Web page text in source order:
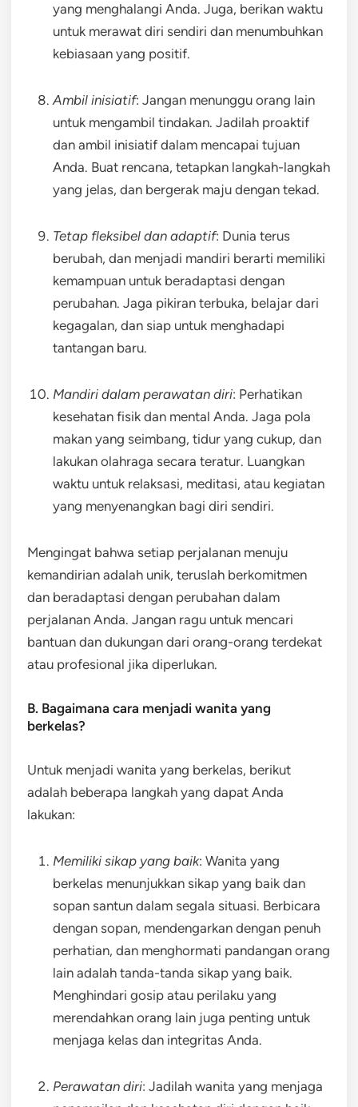
yang menghalangi Anda. Juga, berikan waktu
untuk merawat diri sendiri dan menumbuhkan
kebiasaan yang positif.
Ambil inisiatif: Jangan menunggu orang lain
untuk mengambil tindakan. Jadilah proaktif
dan ambil inisiatif dalam mencapai tujuan
Anda. Buat rencana, tetapkan langkah-langkah
yang jelas, dan bergerak maju dengan tekad.
Tetap fleksibel dan adaptif: Dunia terus
berubah, dan menjadi mandiri berarti memiliki
kemampuan untuk beradaptasi dengan
perubahan. Jaga pikiran terbuka, belajar dari
kegagalan, dan siap untuk menghadapi
tantangan baru.
Mandiri dalam perawatan diri: Perhatikan
kesehatan fisik dan mental Anda. Jaga pola
makan yang seimbang, tidur yang cukup, dan
lakukan olahraga secara teratur. Luangkan
waktu untuk relaksasi, meditasi, atau kegiatan
yang menyenangkan bagi diri sendiri.
Mengingat bahwa setiap perjalanan menuju
kemandirian adalah unik, teruslah berkomitmen
dan beradaptasi dengan perubahan dalam
perjalanan Anda. Jangan ragu untuk mencari
bantuan dan dukungan dari orang-orang terdekat
atau profesional jika diperlukan.
B. Bagaimana cara menjadi wanita yang
berkelas?
Untuk menjadi wanita yang berkelas, berikut
adalah beberapa langkah yang dapat Anda
lakukan:
Memiliki sikap yang baik: Wanita yang
berkelas menunjukkan sikap yang baik dan
sopan santun dalam segala situasi. Berbicara
dengan sopan, mendengarkan dengan penuh
perhatian, dan menghormati pandangan orang
lain adalah tanda-tanda sikap yang baik.
Menghindari gosip atau perilaku yang
merendahkan orang lain juga penting untuk
menjaga kelas dan integritas Anda.
Perawatan diri: Jadilah wanita yang menjaga